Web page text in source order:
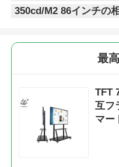
350cd/M2 86インチの
最
TFT
互フ
マー